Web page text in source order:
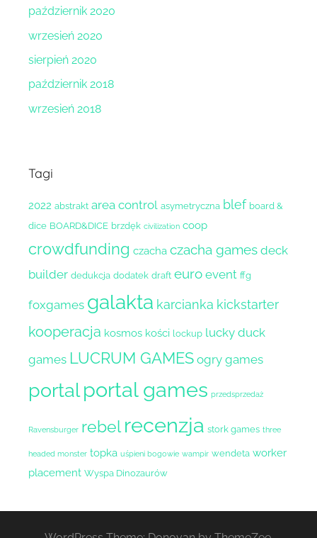
październik 2020
wrzesień 2020
sierpień 2020
październik 2018
wrzesień 2018
Tagi
2022 abstrakt area control asymetryczna blef board &
dice BOARD&DICE brzdęk civilization coop
crowdfunding czacha czacha games deck
builder dedukcja dodatek draft euro event ffg
foxgames galakta karcianka kickstarter
kooperacja kosmos kości lockup lucky duck
games LUCRUM GAMES ogry games
portalportal games przedsprzedaż
Ravensburger rebel recenzja stork games three
headed monster topka uśpieni bogowie wampir wendeta worker
placement Wyspa Dinozaurów